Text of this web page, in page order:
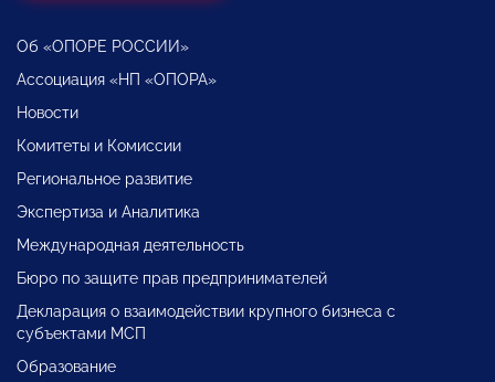
Об «ОПОРЕ РОССИИ»
Ассоциация «НП «ОПОРА»
Новости
Комитеты и Комиссии
Региональное развитие
Экспертиза и Аналитика
Международная деятельность
Бюро по защите прав предпринимателей
Декларация о взаимодействии крупного бизнеса с
субъектами МСП
Образование